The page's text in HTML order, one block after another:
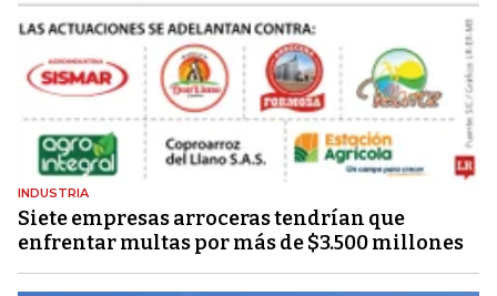
INDUSTRIA
Siete empresas arroceras tendrían que
enfrentar multas por más de $3.500 millones